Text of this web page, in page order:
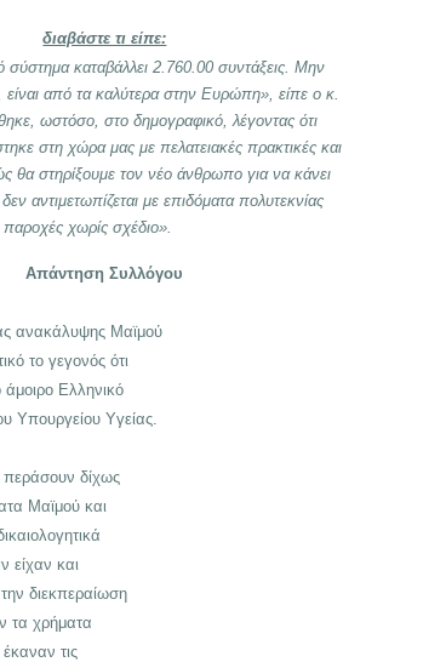
διαβάστε τι είπε:
σύστημα καταβάλλει 2.760.00 συντάξεις. Μην
από τα καλύτερα στην Ευρώπη», είπε ο κ.
ωστόσο, στο δημογραφικό, λέγοντας ότι
στη χώρα μας με πελατειακές πρακτικές και
θα στηρίξουμε τον νέο άνθρωπο για να κάνει
αντιμετωπίζεται με επιδόματα πολυτεκνίας
παροχές χωρίς σχέδιο».
Απάντηση Συλλόγου
ανακάλυψης Μαϊμού
το γεγονός ότι
Ελληνικό
YπουργείουYγείας.
περάσουν δίχως
Μαϊμού και
είχαν και
διεκπεραίωση
τα χρήματα
τις